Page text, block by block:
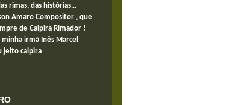
rimas, das histórias...
Amaro Compositor , que
de Caipira Rimador !
irmã Inês Marcel
jeito caipira